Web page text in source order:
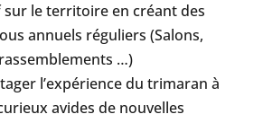
sur le territoire en créant des
annuels réguliers (Salons,
…)
l’expérience du trimaran à
avides de nouvelles